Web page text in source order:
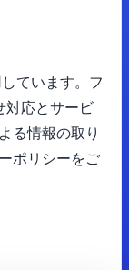
ています。フ
対応とサービ
る情報の取り
ポリシーをご